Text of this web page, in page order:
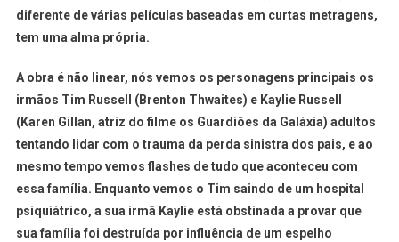
diferente de várias películas baseadas em curtas metragens,
tem uma alma própria.
A obra é não linear, nós vemos os personagens principais os
irmãos Tim Russell (Brenton Thwaites) e Kaylie Russell
(Karen Gillan, atriz do filme os Guardiões da Galáxia) adultos
tentando lidar com o trauma da perda sinistra dos pais, e ao
mesmo tempo vemos flashes de tudo que aconteceu com
essa família. Enquanto vemos o Tim saindo de um hospital
psiquiátrico, a sua irmã Kaylie está obstinada a provar que
sua família foi destruída por influência de um espelho